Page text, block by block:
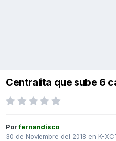
Centralita que sube 6
Porfernandisco
30 de Noviembre del 2018 en K-